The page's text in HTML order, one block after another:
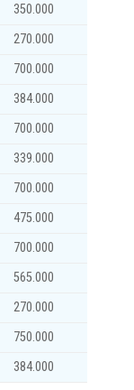
350.000
270.000
700.000
384.000
700.000
339.000
700.000
475.000
700.000
565.000
270.000
750.000
384.000